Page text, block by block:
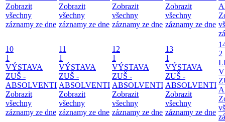
Zobrazit
všechny
záznamy ze dne
Zobrazit
všechny
záznamy ze dne
Zobrazit
všechny
záznamy ze dne
Zobrazit
všechny
záznamy ze dne
10
1
VÝSTAVA
ZUŠ -
ABSOLVENTI
Zobrazit
všechny
záznamy ze dne
11
1
VÝSTAVA
ZUŠ -
ABSOLVENTI
Zobrazit
všechny
záznamy ze dne
12
1
VÝSTAVA
ZUŠ -
ABSOLVENTI
Zobrazit
všechny
záznamy ze dne
13
1
VÝSTAVA
ZUŠ -
ABSOLVENTI
Zobrazit
všechny
záznamy ze dne
2